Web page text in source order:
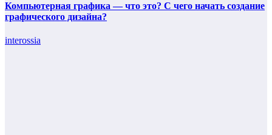
Компьютерная графика — что это? С чего начать создание
графического дизайна?
interossia